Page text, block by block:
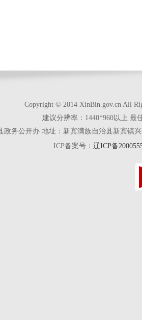
Copyright © 2014 XinBin.gov.cn All
建议分辨率：1440*960以上 最
政务公开办 地址：新宾满族自治县新宾镇
ICP备案号： 辽ICP备